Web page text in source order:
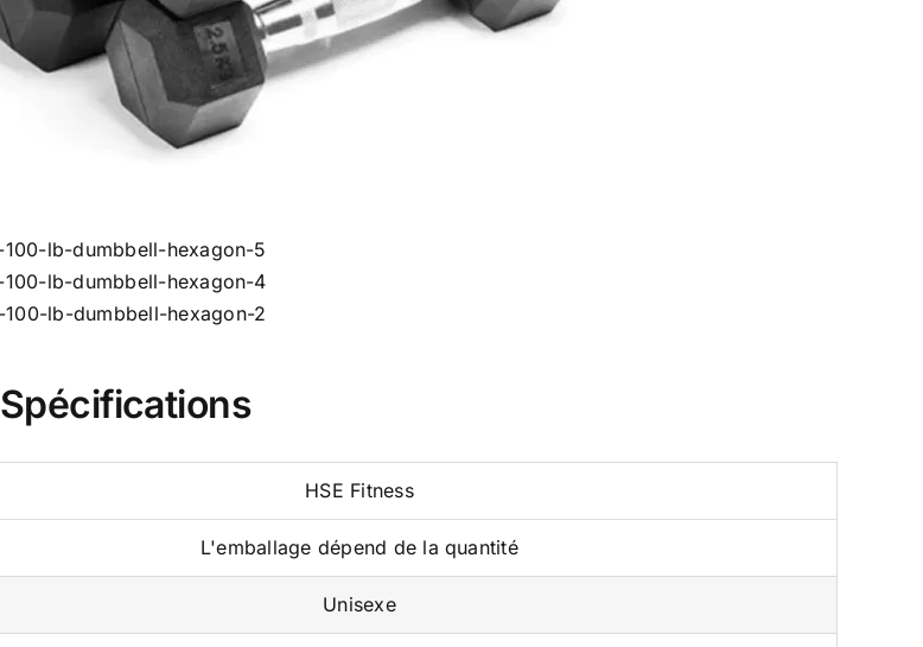
Spécifications
HSE Fitness
L'emballage dépend de la quantité
Unisexe